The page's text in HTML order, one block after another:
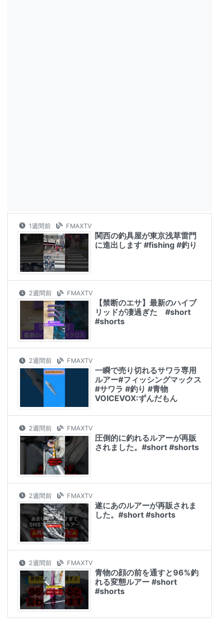
1週間前 FMAXTV
関西の釣具屋が東京浅草雷門
に進出します #fishing #釣り
2週間前 FMAXTV
【禁断のエサ】最新のハイブ
リッドが凄過ぎた #short
#shorts
2週間前 FMAXTV
一瞬で売り切れるサワラ専用
ルアー#フィッシングマックス
#サワラ #釣り #青物
VOICEVOX:ずんだもん
2週間前 FMAXTV
圧倒的に釣れるルアーが再販
されました。#short #shorts
2週間前 FMAXTV
遂にあのルアーが再販されま
した。#short #shorts
2週間前 FMAXTV
青物の顔の前を通すと96%釣
れる変態ルアー #short
#shorts